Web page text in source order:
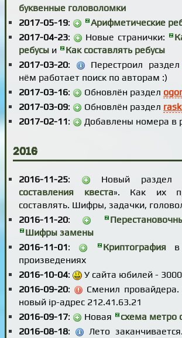
буквенные головоломки
2017-05-19:
Арифметические
2017-04-23: Новые странички:
ребусы и
Как составлять ребусы
2017-03-20: Перестроил раздел
нём работает поиск по авторам :)
2017-03-16: Обновлён раздел
2017-03-09: Обновлён раздел
2017-02-11: Добавлены номера в
2016
2016-11-25: Новый
составления квеста». Как их
составлять. Шифры, задачки,
2016-11-20:
Шифры замены
2016-11-01: Криптографияв
произведениях
2016-10-04:
У сайта юбилей -
2016-09-20:
Сменил провайдера.
новый ip-адрес 212.41.63.21
2016-09-17: Новая
схема метро
2016-08-18:
Лето